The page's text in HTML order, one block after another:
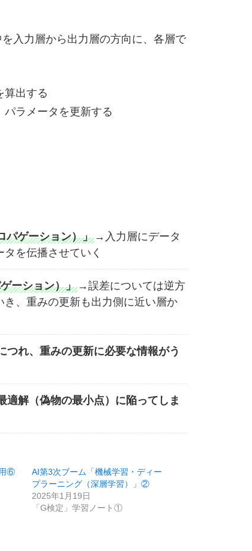
入力層から出力層の方向に、各層で
算出する
パラメータを更新する
パゲーション）」 →入力層にデータ
を伝播させていく
ーション）」 →誤差については逆方
、重みの更新も出力側に近い層か
つれ、重みの更新に必要な情報がう
適解（偽物の最小点）に陥ってしま
⑥
AI第3次ブーム「機械学習・ディー
プラーニング（深層学習）」②
2025年1月19日
「G検定」学習ノート①